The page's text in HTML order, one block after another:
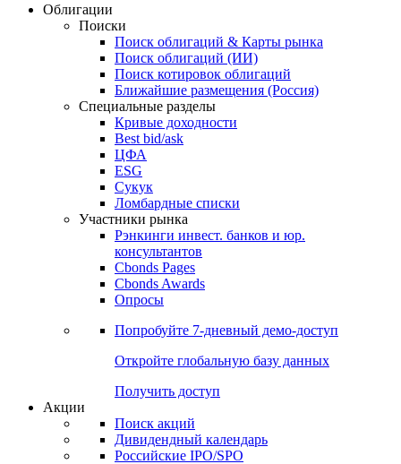
Облигации
Поиски
Поиск облигаций & Карты рынка
Поиск облигаций (ИИ)
Поиск котировок облигаций
Ближайшие размещения (Россия)
Специальные разделы
Кривые доходности
Best bid/ask
ЦФА
ESG
Сукук
Ломбардные списки
Участники рынка
Рэнкинги инвест. банков и юр.
консультантов
Cbonds Pages
Cbonds Awards
Опросы
Попробуйте 7-дневный демо-доступ
Откройте глобальную базу данных
Получить доступ
Акции
Поиск акций
Дивидендный календарь
Российские IPO/SPO